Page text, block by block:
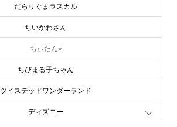
だらりぐまラスカル
ちいかわさん
ちぃたん⭐︎
ちびまる子ちゃん
ツイステッドワンダーランド
ディズニー